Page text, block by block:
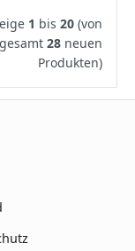
1 bis 20 (von
28 neuen
Produkten)